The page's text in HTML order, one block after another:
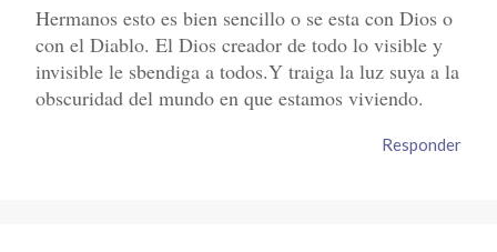
Hermanos esto es bien sencillo o se esta con Dios o
con el Diablo. El Dios creador de todo lo visible y
invisible le sbendiga a todos.Y traiga la luz suya a la
obscuridad del mundo en que estamos viviendo.
Responder